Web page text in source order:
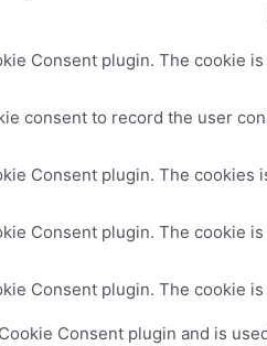
Consent plugin. The cookie
consent to record the user
Consent plugin. The
Consent plugin. The cookie
Consent plugin. The cookie
Consent plugin and is